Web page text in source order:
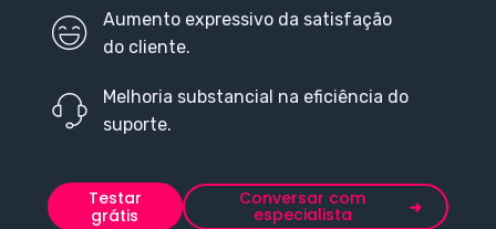
Aumento expressivo da satisfação
do cliente.
Melhoria substancial na eficiência do
suporte.
Testar
grátis
Conversar com
especialista